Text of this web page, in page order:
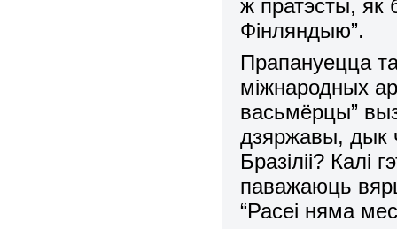
ж пратэсты,
Фінляндыю”.
Прапануецца
міжнародных
васьмёрцы”
дзяржавы, дык
Бразіліі? Калі
паважаюць
“Расеі няма